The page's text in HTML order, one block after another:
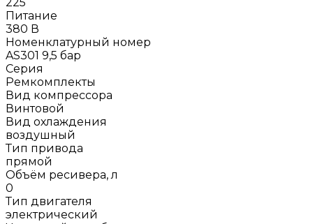
Питание
380 В
Номенклатурный номер
AS301 9,5 бар
Серия
Ремкомплекты
Вид компрессора
Винтовой
Вид охлаждения
воздушный
Тип привода
прямой
Объём ресивера, л
0
Тип двигателя
электрический